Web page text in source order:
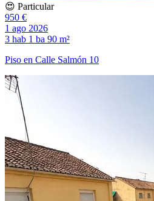
😍 Particular
950 €
1 ago 2026
3 hab 1 ba 90 m²
Piso en Calle Salmón 10